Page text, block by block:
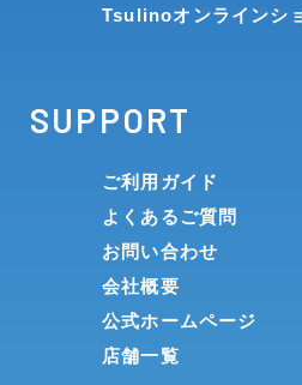
Tsulinoオンラインシ
SUPPORT
ご利用ガイド
よくあるご質問
お問い合わせ
会社概要
公式ホームページ
店舗一覧